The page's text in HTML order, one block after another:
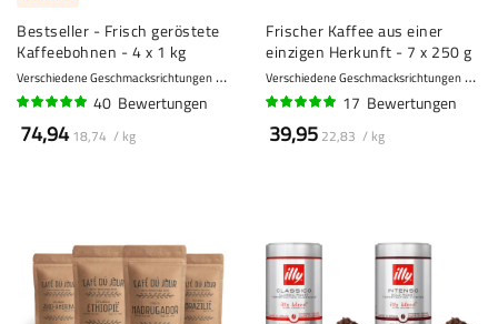
Bestseller - Frisch geröstete
Kaffeebohnen - 4 x 1 kg
Verschiedene Geschmacksrichtungen 8 - Kräftig
40 Bewertungen
74,94 18,74 / kg
Frischer Kaffee aus einer
einzigen Herkunft - 7 x 250 g
Verschiedene Geschmacksrichtungen 8 -
17 Bewertungen
39,95 22,83 / kg